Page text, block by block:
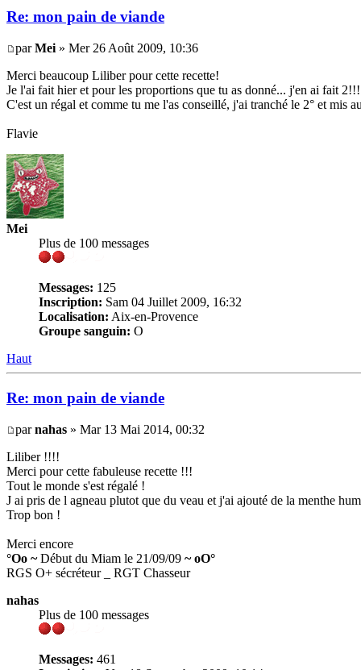
Re: mon pain de viande
parMei » Mer 26 Août 2009, 10:36
Merci beaucoup Liliber pour cette recette!
Je l'ai fait hier et pour les proportions que tu as donné... j'en ai fait 2!!!
C'est un régal et comme tu me l'as conseillé, j'ai tranché le 2° et mis
Flavie
Mei
Plus de 100 messages
Messages: 125
Inscription: Sam 04 Juillet 2009, 16:32
Localisation: Aix-en-Provence
Groupe sanguin: O
Haut
Re: mon pain de viande
parnahas » Mar 13 Mai 2014, 00:32
Liliber !!!!
Merci pour cette fabuleuse recette !!!
Tout le monde s'est régalé !
J ai pris de l agneau plutot que du veau et j'ai ajouté de la menthe
Trop bon !
Merci encore
°Oo ~Début du Miam le 21/09/09 ~ oO°
RGS O+ sécréteur _ RGT Chasseur
nahas
Plus de 100 messages
Messages: 461